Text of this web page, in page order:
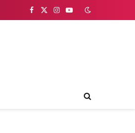
Facebook
X
Instagram
YouTube